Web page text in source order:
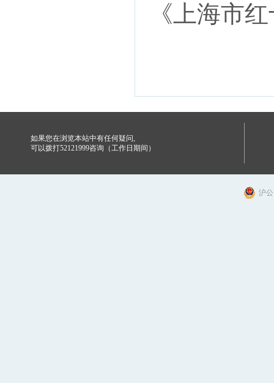
《上海市
如果您在浏览本站中有任何疑问,
可以拨打52121999咨询（工作日期间）
沪公